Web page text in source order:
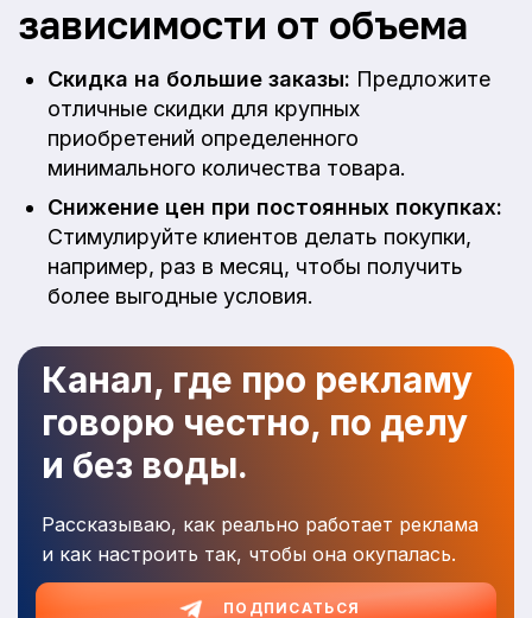
зависимости от объема
Скидка на большие заказы: Предложите
отличные скидки для крупных
приобретений определенного
минимального количества товара.
Снижение цен при постоянных покупках:
Стимулируйте клиентов делать покупки,
например, раз в месяц, чтобы получить
более выгодные условия.
Канал, где про рекламу
говорю честно, по делу
и без воды.
Рассказываю, как реально работает реклама
и как настроить так, чтобы она окупалась.
ПОДПИСАТЬСЯ